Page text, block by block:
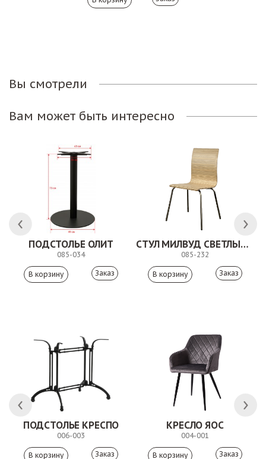
Вы смотрели
Вам может быть интересно
ПОДСТОЛЬЕ ОЛИТ
085-034
Заказ
СТУЛ МИЛВУД СВЕТЛЫЙ ШЕЛК
085-232
Заказ
ПОДСТОЛЬЕ КРЕСПО
006-003
Заказ
КРЕСЛО ЯОС
004-001
Заказ